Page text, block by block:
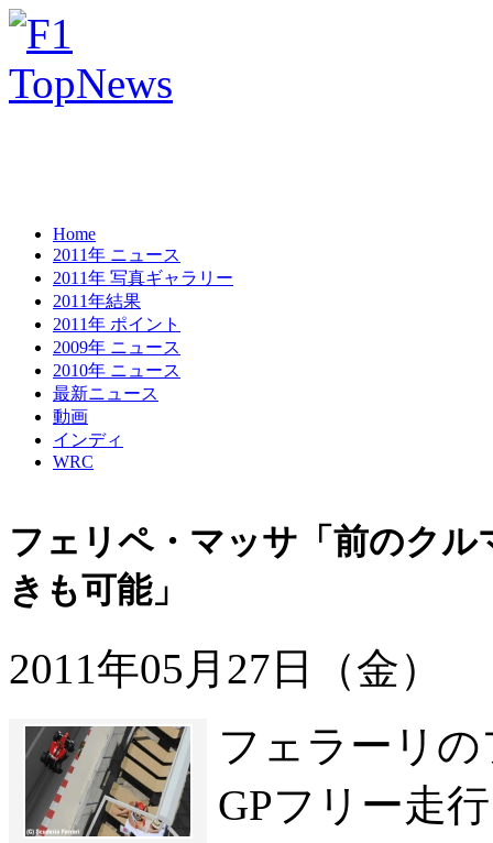
Home
2011年 ニュース
2011年 写真ギャラリー
2011年結果
2011年 ポイント
2009年 ニュース
2010年 ニュース
最新ニュース
動画
インディ
WRC
フェリペ・マッサ「前のク
きも可能」
2011年05月27日（金）
フェラーリ
GPフリー走